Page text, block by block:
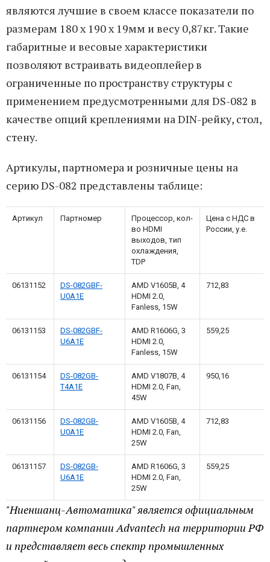
являются лучшие в своем классе показатели по
размерам 180 х 190 х 19мм и весу 0,87кг. Такие
габаритные и весовые характеристики
позволяют встраивать видеоплейер в
ограниченные по пространству структуры с
применением предусмотренными для DS-082 в
качестве опций креплениями на DIN-рейку, стол,
стену.
Артикулы, партномера и розничные цены на
серию DS-082 представлены таблице:
Артикул Партномер
Процессор, кол-
во HDMI
выходов, тип
охлаждения,
TDP
Цена с НДС в
России, у.е.
06131152
DS-082GBF-
U0A1E
AMD V1605B, 4
HDMI 2.0,
Fanless, 15W
712,83
06131153
DS-082GBF-
U6A1E
AMD R1606G, 3
HDMI 2.0,
Fanless, 15W
559,25
06131154
DS-082GB-
T4A1E
AMD V1807B, 4
HDMI 2.0, Fan,
45W
950,16
06131156
DS-082GB-
U0A1E
AMD V1605B, 4
HDMI 2.0, Fan,
25W
712,83
06131157
DS-082GB-
U6A1E
AMD R1606G, 3
HDMI 2.0, Fan,
25W
559,25
"Ниеншанц-Автоматика" является официальным
партнером компании Advantech на территории РФ
и представляет весь спектр промышленных